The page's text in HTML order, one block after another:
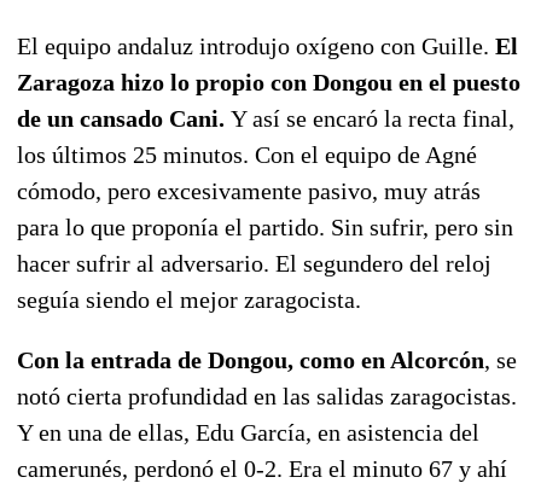
El equipo andaluz introdujo oxígeno con Guille. El
Zaragoza hizo lo propio con Dongou en el puesto
de un cansado Cani. Y así se encaró la recta final,
los últimos 25 minutos. Con el equipo de Agné
cómodo, pero excesivamente pasivo, muy atrás
para lo que proponía el partido. Sin sufrir, pero sin
hacer sufrir al adversario. El segundero del reloj
seguía siendo el mejor zaragocista.
Con la entrada de Dongou, como en Alcorcón, se
notó cierta profundidad en las salidas zaragocistas.
Y en una de ellas, Edu García, en asistencia del
camerunés, perdonó el 0-2. Era el minuto 67 y ahí